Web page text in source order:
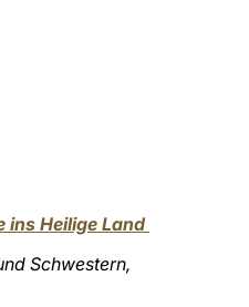
ins Heilige Land
Schwestern,